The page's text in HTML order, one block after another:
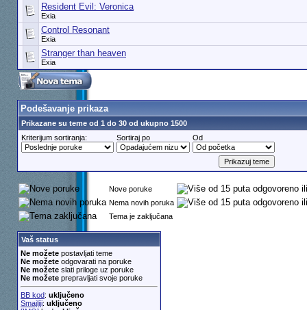
Resident Evil: Veronica
Exia
Control Resonant
Exia
Stranger than heaven
Exia
Podešavanje prikaza
Prikazane su teme od 1 do 30 od ukupno 1500
Kriterijum sortiranja:
Sortiraj po Od
Nove poruke
Nema novih poruka
Tema je zaključana
Vaš status
Ne možetepostavljati teme
Ne možeteodgovarati na poruke
Ne možeteslati priloge uz poruke
Ne možeteprepravljati svoje poruke
BB kod: uključeno
Smajliji: uključeno